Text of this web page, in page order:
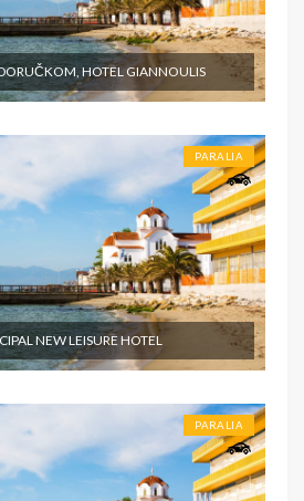
HOTEL GIANNOULIS
PARALIA
NEW LEISURE HOTEL
PARALIA